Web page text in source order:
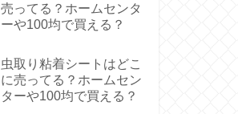
売ってる？ホームセンタ
ーや100均で買える？
虫取り粘着シートはどこ
に売ってる？ホームセン
ターや100均で買える？